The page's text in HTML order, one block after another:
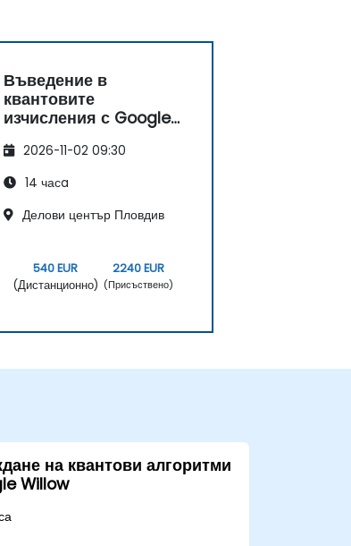
Въведение в
квантовите
изчисления с Google
2026-11-02 09:30
14 часa
Делови център Пловдив
540 EUR
(Дистанционно)
2240 EUR
(Присъствено)
на квантови алгоритми
Willow